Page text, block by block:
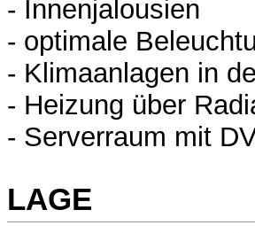
- Innenjalousien
- optimale
- Klimaanlagen in
- Heizung über
- Serverraum mit
LAGE